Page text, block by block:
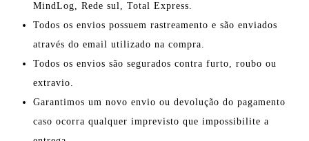
MindLog, Rede sul, Total Express.
Todos os envios possuem rastreamento e são enviados
através do email utilizado na compra.
Todos os envios são segurados contra furto, roubo ou
extravio.
Garantimos um novo envio ou devolução do pagamento
caso ocorra qualquer imprevisto que impossibilite a